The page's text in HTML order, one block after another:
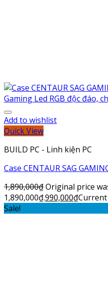
Add to wishlist
Quick View
BUILD PC - Linh kiện PC
Case CENTAUR SAG
1,890,000₫Original price
1,890,000₫.990,000₫Current
Sale!